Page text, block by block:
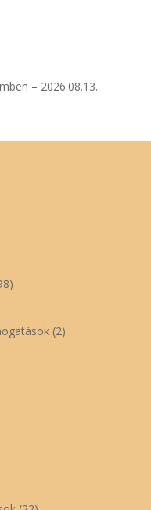
– 2026.08.13.
(2)